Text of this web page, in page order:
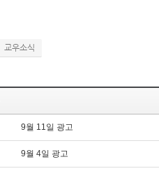
교우소식
9월 11일 광고
9월 4일 광고